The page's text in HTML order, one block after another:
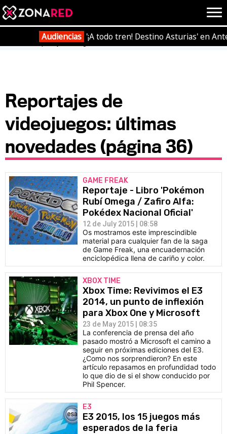
{literal}{/literal}
NOTICIAS
OPINIÓN
AVANCES VÍDEOS
CINE
TV
CÓMICS
MANGA
E3
Audiencias '¡A todo tren! Destino Asturias' en
Reportajes Página 36
Reportajes de
videojuegos: últimas
novedades (página 36)
GAME FREAK
Reportaje - Libro 'Pokémon
Rubí Omega / Zafiro Alfa:
Pokédex Nacional Oficial'
12 de July 2015 | 08:58
Os mostramos este imprescindible
material para cualquier fan de la saga
de Game Freak, una encuadernación
enciclopédica llena de cariño y color.
XBOX TIME
Xbox Time: Revivimos el E3
2014, un punto de inflexión
para Xbox One y Microsoft
23 de May 2015 | 08:35
La conferencia de prensa del año
pasado mostró a Microsoft el camino a
seguir en próximas ediciones del E3.
¿Como nos sorprendieron? En este
artículo repasamos en profundidad todo
lo que dio de si el show conducido por
Phil Spencer.
E3
E3 2015, los 15 juegos más
esperados de la feria